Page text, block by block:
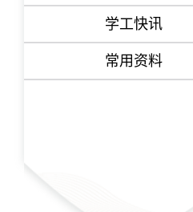
学工快讯
常用资料